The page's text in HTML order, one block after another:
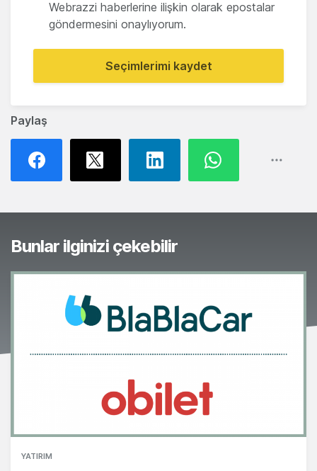
Paylaş
Webrazzi haberlerine ilişkin olarak epostalar
göndermesini onaylıyorum.
Seçimlerimi kaydet
Bunlar ilginizi çekebilir
YATIRIM